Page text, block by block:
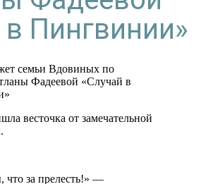
Пингвинии»
весточка от замечательной
что за прелесть!» —